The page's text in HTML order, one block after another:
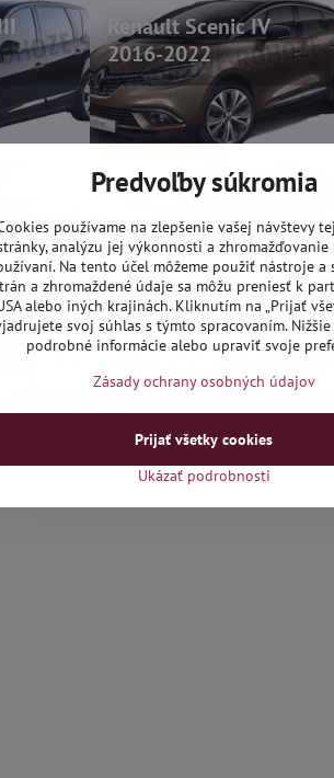
Renault Scenic IV
2016-2022
od
Renault Thalia 1999-
1993-
Renault Twingo 2007-
2014
Predvoľby súkromia
používame na zlepšenie vašej návštevy
analýzu jej výkonnosti a
Na tento účel môžeme použiť nástroje a
a zhromaždené údaje sa môžu preniesť k
alebo iných krajinách. Kliknutím na „Prijať
svoj súhlas s týmto spracovaním.
podrobné informácie alebo upraviť svoje
Zásady ochrany osobných údajov
Ukázať podrobnosti
Prijať všetky cookies